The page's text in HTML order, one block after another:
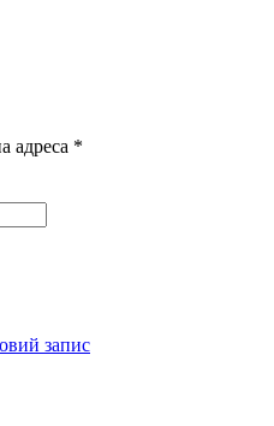
адреса *
запис